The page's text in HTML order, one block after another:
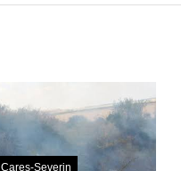
Careș-Severin